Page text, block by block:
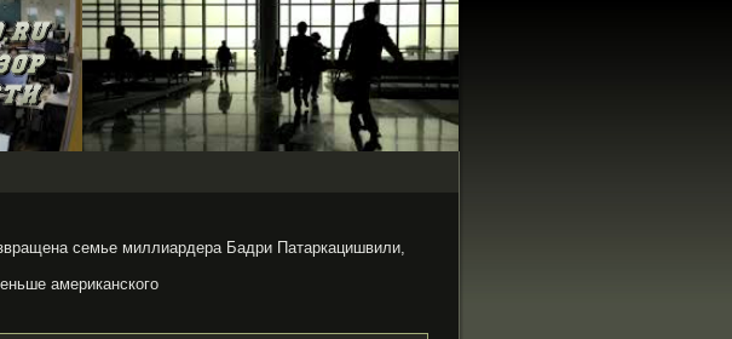
семье миллиардера Бадри Патаркацишвили,
американского